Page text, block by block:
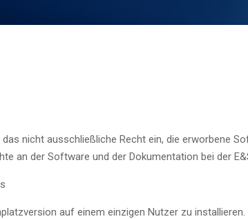
nicht ausschließliche Recht ein, die erworbene
an der Software und der Dokumentation bei der
auf einem einzigen Nutzer zu